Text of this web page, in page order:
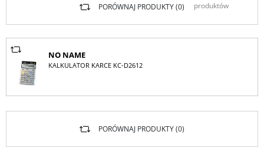
produktów
PORÓWNAJ PRODUKTY (0)
NO NAME
KALKULATOR KARCE KC-D2612
PORÓWNAJ PRODUKTY (0)